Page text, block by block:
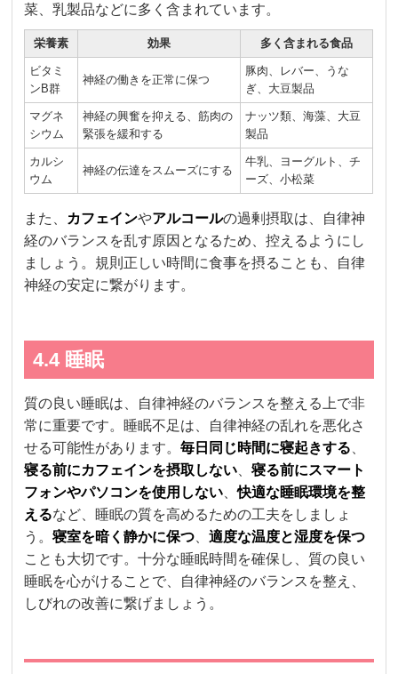
菜、乳製品などに多く含まれています。
栄養素 効果 多く含まれる食品
ビタミ
ンB群
神経の働きを正常に保つ
豚肉、レバー、うな
ぎ、大豆製品
マグネ
シウム
神経の興奮を抑える、筋肉の
緊張を緩和する
ナッツ類、海藻、大豆
製品
カルシ
ウム
神経の伝達をスムーズにする
牛乳、ヨーグルト、チ
ーズ、小松菜
また、 カフェインやアルコールの過剰摂取は、自律神
経のバランスを乱す原因となるため、控えるようにし
ましょう。規則正しい時間に食事を摂ることも、自律
神経の安定に繋がります。
4.4 睡眠
質の良い睡眠は、自律神経のバランスを整える上で非
常に重要です。睡眠不足は、自律神経の乱れを悪化さ
せる可能性があります。毎日同じ時間に寝起きする
寝る前にカフェインを摂取しない 、寝る前にスマート
フォンやパソコンを使用しない 、快適な睡眠環境を整
えるなど、睡眠の質を高めるための工夫をしましょ
う。寝室を暗く静かに保つ 、適度な温度と湿度を保つ
ことも大切です。十分な睡眠時間を確保し、質の良い
睡眠を心がけることで、自律神経のバランスを整え、
しびれの改善に繋げましょう。